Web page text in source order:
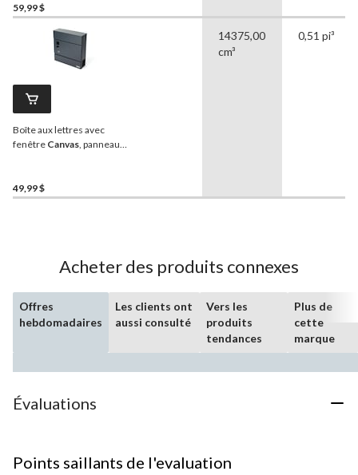
59,99 $
Boîte aux lettres avec
fenêtre Canvas , panneau
49,99 $
14375,00
cm³
0,51 pi³
Acheter des produits connexes
Offres
hebdomadaires
Les clients ont
aussi consulté
Vers les
produits
tendances
Plus de
cette
marque
Évaluations
Points saillants de l'evaluation